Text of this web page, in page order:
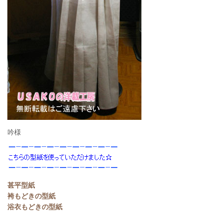
吟様
甚平型紙
袴もどきの型紙
浴衣もどきの型紙